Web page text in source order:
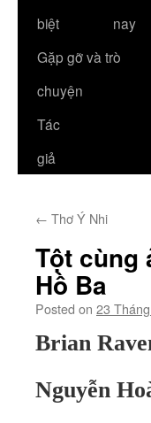
biệt
nay
Gặp gỡ và trò
chuyện
Tác
giả
← Thơ Ý Nhi
Tột cùng
Hồ Ba
Posted on 23
Brian
Nguyễn